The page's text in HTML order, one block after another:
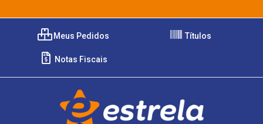
Meus Pedidos Títulos
Notas Fiscais